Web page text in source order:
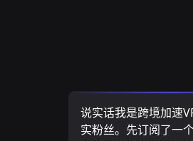
说实话我是跨境加速
实粉丝。先订阅了一